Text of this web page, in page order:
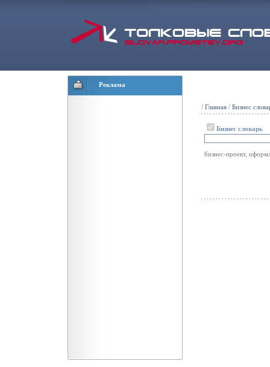
Реклама
/ Главная / Бизнес
Бизнес словарь
бизнес-проект,